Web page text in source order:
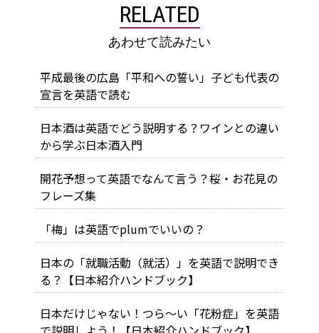
RELATED
あわせて読みたい
平成最後の広島「平和への誓い」子ども代表の
宣言を英語で読む
日本酒は英語でどう説明する？ワインとの違い
から学ぶ日本酒入門
開花予想って英語でなんて言う？桜・お花見の
フレーズ集
「梅」は英語でplumでいいの？
日本の「就職活動（就活）」を英語で説明でき
る？【日本紹介ハンドブック】
日本だけじゃない！つら～い「花粉症」を英語